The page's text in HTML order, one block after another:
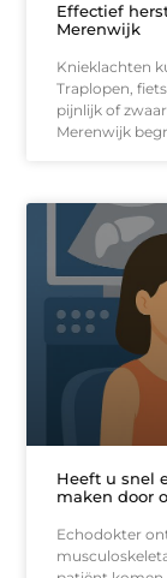
Effectief
Merenwijk
Knieklachten
Traplopen,
pijnlijk of
Merenwijk
Heeft u snel
maken door
Echodokter